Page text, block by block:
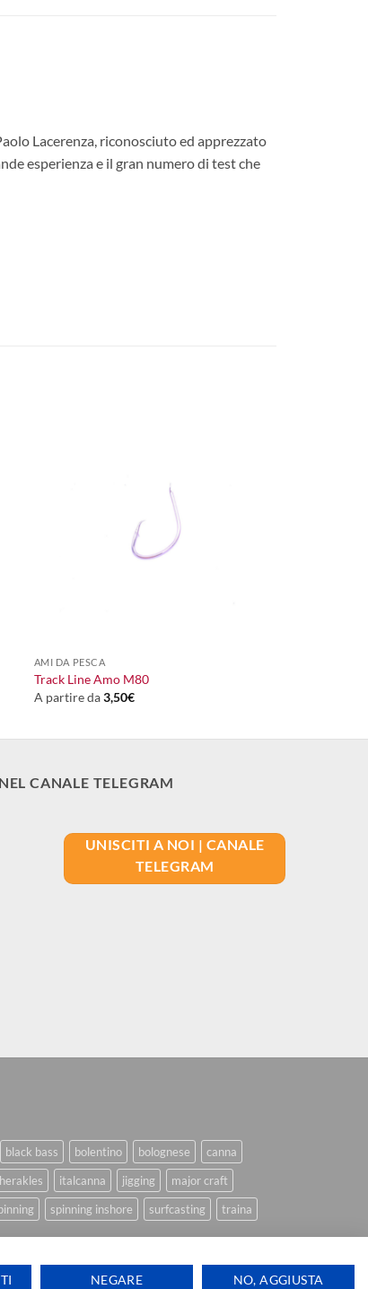
Lacerenza, riconosciuto ed apprezzato
esperienza e il gran numero di test che
AMI DA PESCA
Track Line Amo M80
A partire da3,50€
CANALE TELEGRAM
UNISCITI A NOI | CANALE
TELEGRAM
black bass bolentino bolognese
canna
herakles italcanna jigging
major craft
spinning inshore surfcasting
traina
NEGARE NO, AGGIUSTA